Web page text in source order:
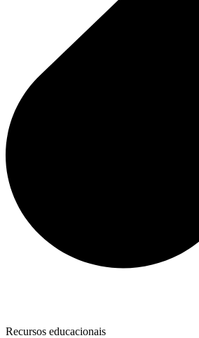
Recursos educacionais